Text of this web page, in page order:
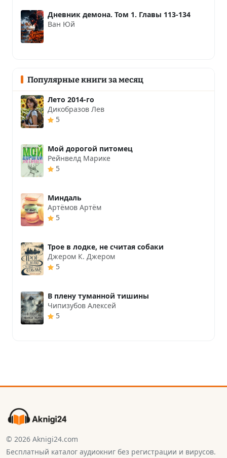
Дневник демона. Том 1. Главы 113-134
Ван Юй
Популярные книги за месяц
Лето 2014-го
Дикобразов Лев
5
Мой дорогой питомец
Рейнвелд Марике
5
Миндаль
Артёмов Артём
5
Трое в лодке, не считая собаки
Джером К. Джером
5
В плену туманной тишины
Чипизубов Алексей
5
© 2026 Aknigi24.com
Бесплатный каталог аудиокниг без регистрации и вирусов.